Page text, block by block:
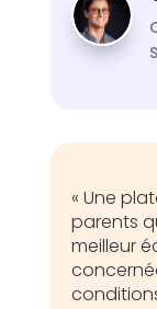
« Une
parents
meilleur